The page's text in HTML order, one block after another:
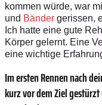
kommen würde, war
und Bänder gerissen,
Ich hatte eine gute
Körper gelernt. Eine
eine wichtige
Im ersten Rennen nach
kurz vor dem Ziel